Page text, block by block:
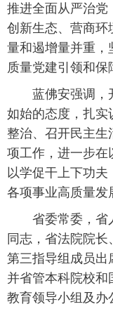
推进全面从严治党
创新生态、营商环
量和遏增量并重，
质量党建引领和保
蓝佛安强调，开
如始的态度，扎实
整治、召开民主生
项工作，进一步在
以学促干上下功
各项事业高质量发
省委常委，省
同志，省法院院
第三指导组成员出
并省管本科院校和
教育领导小组及办